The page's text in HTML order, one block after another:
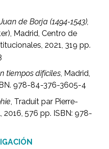
de Borja (1494-1543),
Madrid, Centro de
2021, 319 pp.
tiempos difíciles, Madrid,
978-84-376-3605-4
, Traduit par Pierre-
2016, 576 pp. ISBN: 978-